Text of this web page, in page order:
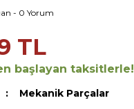
- 0 Yorum
TL
başlayan taksitlerle!
Mekanik Parçalar